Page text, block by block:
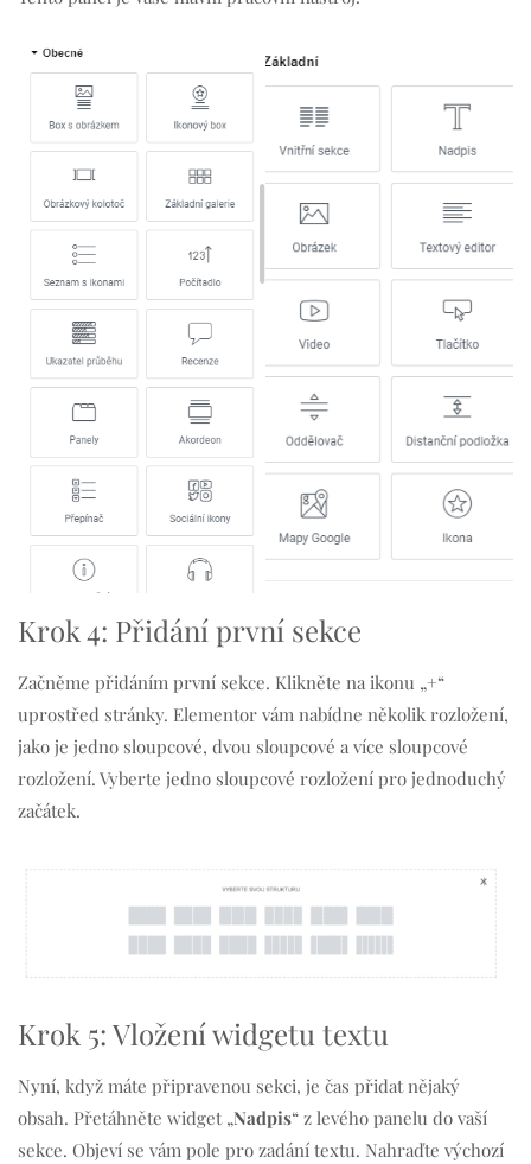
Krok 4: Přidání první sekce
Začněme přidáním první sekce. Klikněte na ikonu „+“
uprostřed stránky. Elementor vám nabídne několik rozložení,
jako je jedno sloupcové, dvou sloupcové a více sloupcové
rozložení. Vyberte jedno sloupcové rozložení pro jednoduchý
začátek.
Krok 5: Vložení widgetu textu
Nyní, když máte připravenou sekci, je čas přidat nějaký
obsah. Přetáhněte widget „Nadpis“ z levého panelu do vaší
sekce. Objeví se vám pole pro zadání textu. Nahraďte výchozí